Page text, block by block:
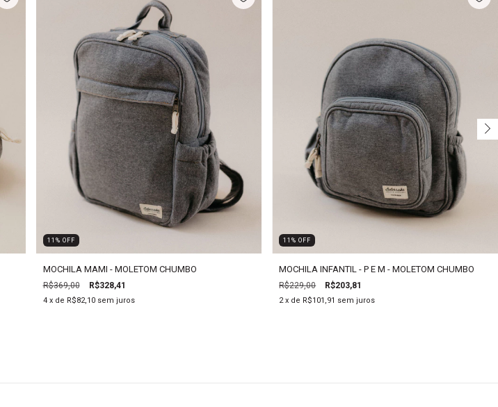
11 % OFF
MOCHILA MAMI - MOLETOM CHUMBO
R$369,00 R$328,41
4 x de R$82,10 sem juros
11%OFF
MOCHILA INFANTIL - P E M - MOLETOM CHUMBO
R$229,00 R$203,81
2 x de R$101,91 sem juros